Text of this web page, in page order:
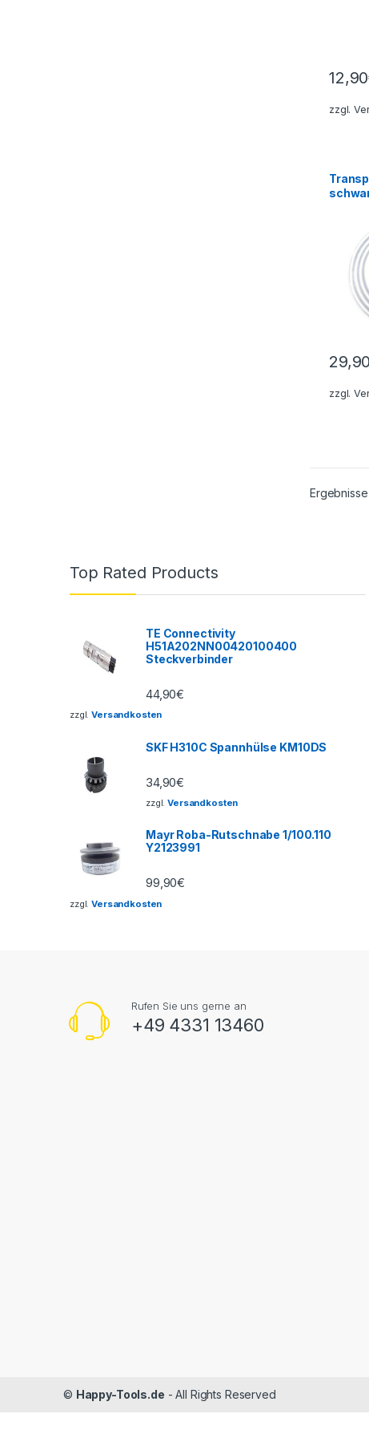
12,90
zzgl.
zzgl.
Top Rated Products
TE Connectivity
H51A202NN00420100400
Steckverbinder
44,90€
zzgl.Versandkosten
SKF H310C Spannhülse KM10DS
34,90€
zzgl.Versandkosten
Mayr Roba-Rutschnabe 1/100.110
Y2123991
99,90€
zzgl.Versandkosten
Rufen Sie uns gerne an
+49 4331 13460
© Happy-Tools.de - All Rights Reserved